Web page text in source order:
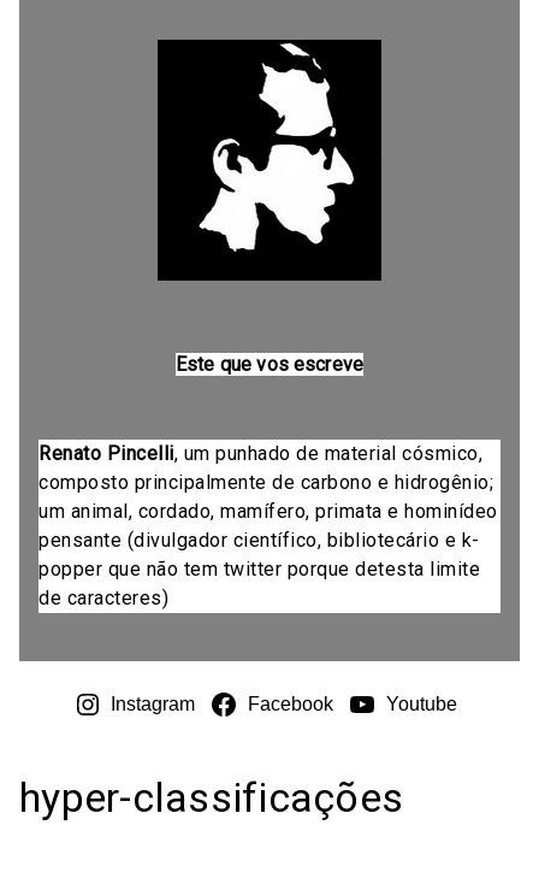
Este que vos escreve
Renato Pincelli, um punhado de material cósmico,
composto principalmente de carbono e hidrogênio;
um animal, cordado, mamífero, primata e hominídeo
pensante (divulgador científico, bibliotecário e k-
popper que não tem twitter porque detesta limite
de caracteres)
Instagram Facebook Youtube
hyper-classificações